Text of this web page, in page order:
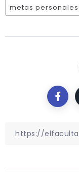
metas personales